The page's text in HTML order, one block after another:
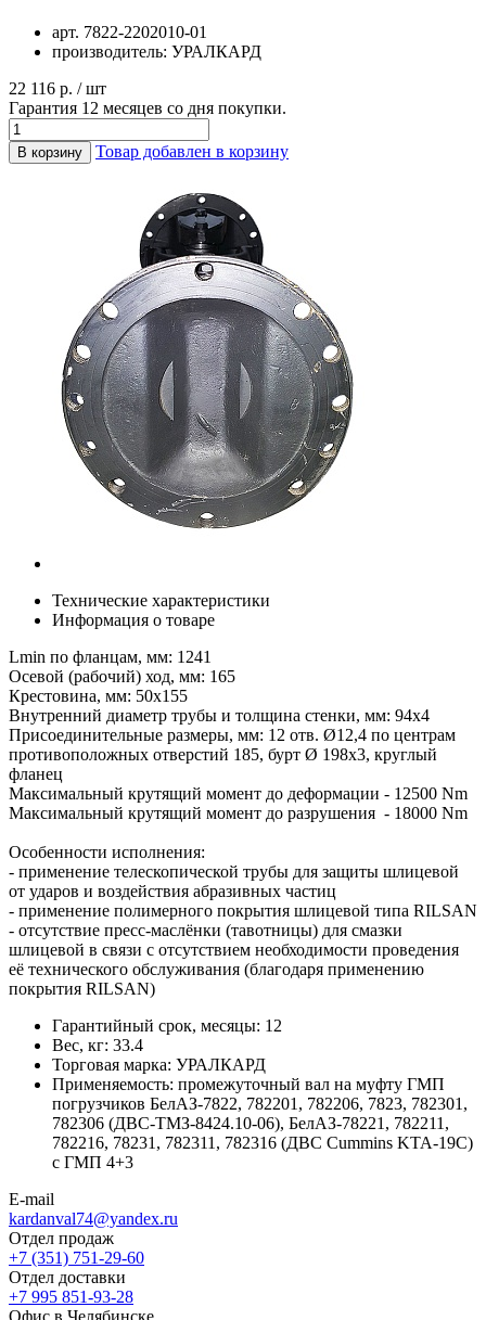
арт. 7822-2202010-01
производитель: УРАЛКАРД
22 116 р. / шт
Гарантия 12 месяцев со дня покупки.
В корзину Товар добавлен в корзину
Технические характеристики
Информация о товаре
Lmin по фланцам, мм: 1241
Осевой (рабочий) ход, мм: 165
Крестовина, мм: 50х155
Внутренний диаметр трубы и толщина стенки, мм: 94х4
Присоединительные размеры, мм: 12 отв. Ø12,4 по центрам
противоположных отверстий 185, бурт Ø 198х3, круглый
фланец
Максимальный крутящий момент до деформации - 12500 Nm
Максимальный крутящий момент до разрушения - 18000 Nm
Особенности исполнения:
- применение телескопической трубы для защиты шлицевой
от ударов и воздействия абразивных частиц
- применение полимерного покрытия шлицевой типа RILSAN
- отсутствие пресс-маслёнки (тавотницы) для смазки
шлицевой в связи с отсутствием необходимости проведения
её технического обслуживания (благодаря применению
покрытия RILSAN)
Гарантийный срок, месяцы: 12
Вес, кг: 33.4
Торговая марка: УРАЛКАРД
Применяемость: промежуточный вал на муфту ГМП
погрузчиков БелАЗ-7822, 782201, 782206, 7823, 782301,
782306 (ДВС-ТМЗ-8424.10-06), БелАЗ-78221, 782211,
782216, 78231, 782311, 782316 (ДВС Cummins KTA-19C)
с ГМП 4+3
E-mail
kardanval74@yandex.ru
Отдел продаж
+7 (351) 751-29-60
Отдел доставки
+7 995 851-93-28
Офис в Челябинске